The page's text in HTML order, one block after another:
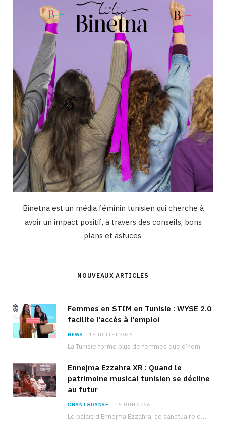
o
g
b
e
d
I
Binetna est un média féminin tunisien qui cherche à
avoir un impact positif, à travers des conseils, bons
plans et astuces.
NOUVEAUX ARTICLES
Femmes en STIM en Tunisie : WYSE 2.0
facilite l’accès à l’emploi
NEWS 15 JUILLET 2026
La Tunisie forme plus de femmes que d’hommes dans les filières scientifiques. Pourtant, pour beaucoup…
Ennejma Ezzahra XR : Quand le
patrimoine musical tunisien se décline
au futur
CHANT&DANSE 16 JUIN 2026
Le palais d’Ennejma Ezzahra, ce sanctuaire de la musique tunisienne et méditerranéenne construit par le…